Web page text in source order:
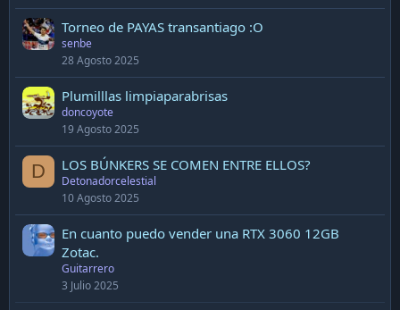
Torneo de PAYAS transantiago :O
senbe
28 Agosto 2025
Plumilllas limpiaparabrisas
doncoyote
19 Agosto 2025
D LOS BÚNKERS SE COMEN ENTRE ELLOS?
Detonadorcelestial
10 Agosto 2025
En cuanto puedo vender una RTX 3060 12GB
Zotac.
Guitarrero
3 Julio 2025